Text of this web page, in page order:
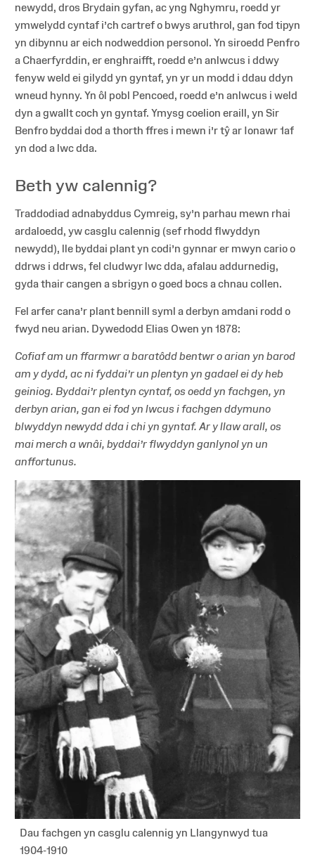
newydd, dros Brydain gyfan, ac yng Nghymru, roedd yr
ymwelydd cyntaf i’ch cartref o bwys aruthrol, gan fod tipyn
yn dibynnu ar eich nodweddion personol. Yn siroedd Penfro
a Chaerfyrddin, er enghraifft, roedd e’n anlwcus i ddwy
fenyw weld ei gilydd yn gyntaf, yn yr un modd i ddau ddyn
wneud hynny. Yn ôl pobl Pencoed, roedd e’n anlwcus i weld
dyn a gwallt coch yn gyntaf. Ymysg coelion eraill, yn Sir
Benfro byddai dod a thorth ffres i mewn i’r tŷ ar Ionawr 1af
yn dod a lwc dda.
Beth yw calennig?
Traddodiad adnabyddus Cymreig, sy’n parhau mewn rhai
ardaloedd, yw casglu calennig (sef rhodd flwyddyn
newydd), lle byddai plant yn codi’n gynnar er mwyn cario o
ddrws i ddrws, fel cludwyr lwc dda, afalau addurnedig,
gyda thair cangen a sbrigyn o goed bocs a chnau collen.
Fel arfer cana’r plant bennill syml a derbyn amdani rodd o
fwyd neu arian. Dywedodd Elias Owen yn 1878:
Cofiaf am un ffarmwr a baratôdd bentwr o arian yn barod
am y dydd, ac ni fyddai’r un plentyn yn gadael ei dy heb
geiniog. Byddai’r plentyn cyntaf, os oedd yn fachgen, yn
derbyn arian, gan ei fod yn lwcus i fachgen ddymuno
blwyddyn newydd dda i chi yn gyntaf. Ar y llaw arall, os
mai merch a wnâi, byddai’r flwyddyn ganlynol yn un
anffortunus.
Dau fachgen yn casglu calennig yn Llangynwyd tua
1904-1910